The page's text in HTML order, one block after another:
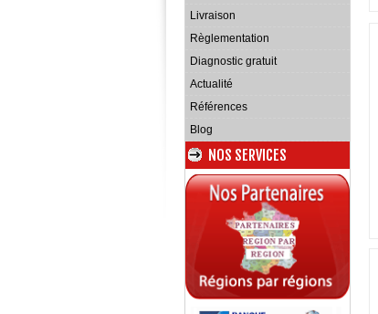
Livraison
Règlementation
Diagnostic gratuit
Actualité
Références
Blog
NOS SERVICES